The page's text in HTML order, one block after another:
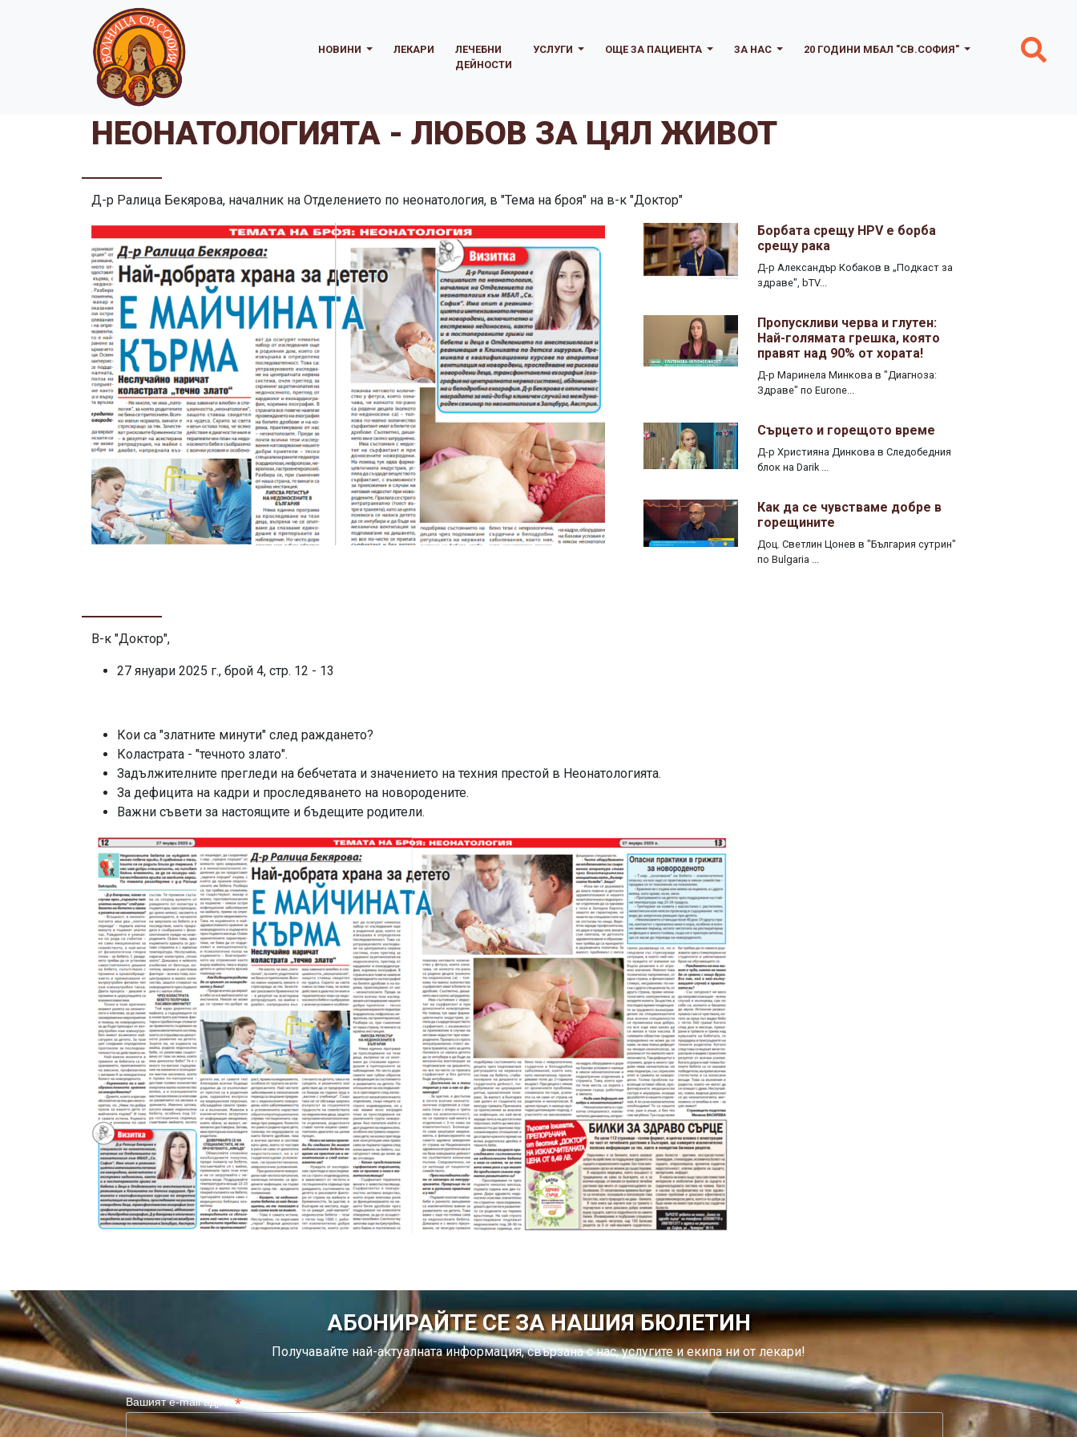
НОВИНИ ЛЕКАРИ
ЛЕЧЕБНИ
ДЕЙНОСТИ
УСЛУГИ ОЩЕ ЗА ПАЦИЕНТА ЗА НАС 20 ГОДИНИ МБАЛ "СВ.СОФИЯ"
НЕОНАТОЛОГИЯТА - ЛЮБОВ ЗА ЦЯЛ ЖИВОТ
Д-р Ралица Бекярова, началник на Отделението по неонатология, в "Тема на броя" на в-к "Доктор"
Борбата срещу HPV е борба
срещу рака
Д-р Александър Кобаков в „Подкаст за
здраве", bTV...
Пропускливи черва и глутен:
Най-голямата грешка, която
правят над 90% от хората!
Д-р Маринела Минкова в "Диагноза:
Здраве" по Eurone...
Сърцето и горещото време
Д-р Християна Динкова в Следобедния
блок на Darik ...
Как да се чувстваме добре в
горещините
Доц. Светлин Цонев в "България сутрин"
по Bulgaria ...
В-к "Доктор",
27 януари 2025 г., брой 4, стр. 12 - 13
Кои са "златните минути" след раждането?
Коластрата - "течното злато".
Задължителните прегледи на бебчетата и значението на техния престой в Неонатологията.
За дефицита на кадри и проследяването на новородените.
Важни съвети за настоящите и бъдещите родители.
АБОНИРАЙТЕ СЕ ЗА НАШИЯ БЮЛЕТИН
Получавайте най-актуалната информация, свързана с нас, услугите и екипа ни от лекари!
Вашият e-mail адрес*